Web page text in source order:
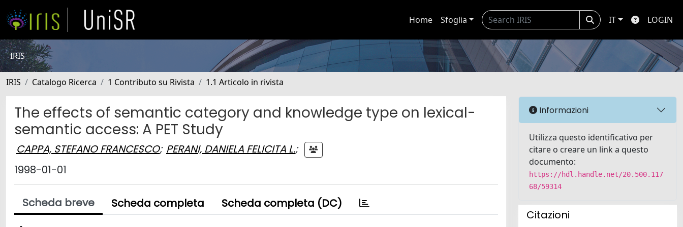
Home Sfoglia IT LOGIN
IRIS
IRIS Catalogo Ricerca 1 Contributo su Rivista 1.1 Articolo in rivista
The effects of semantic category and knowledge type on lexical-
semantic access: A PET Study
CAPPA, STEFANO FRANCESCO; PERANI, DANIELA FELICITA L.;
1998-01-01
Scheda breve Scheda completa Scheda completa (DC)
Informazioni
Utilizza questo identificativo per
citare o creare un link a questo
documento:
https://hdl.handle.net/20.500.117
68/59314
Citazioni